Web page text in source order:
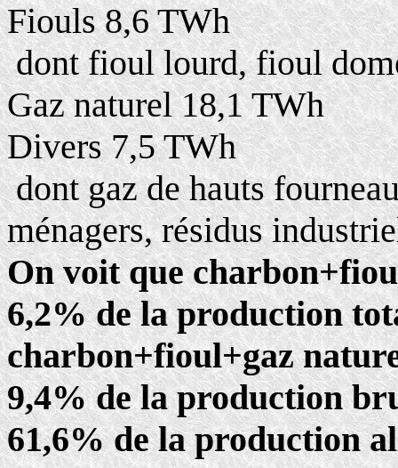
Fiouls 8,6 TWh
dont fioul lourd, fioul
Gaz naturel 18,1 TWh
Divers 7,5 TWh
dont gaz de hauts
ménagers, résidus
On voit que
6,2% de la production
charbon+fioul+gaz
9,4% de la production
61,6% de la production